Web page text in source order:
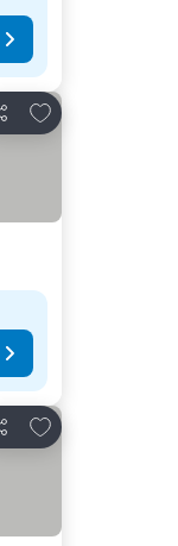
Lisää suosikkeihin
Lisää suosikkeihin